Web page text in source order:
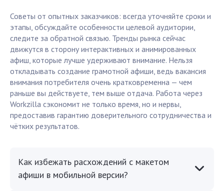
Советы от опытных заказчиков: всегда уточняйте сроки и
этапы, обсуждайте особенности целевой аудитории,
следите за обратной связью. Тренды рынка сейчас
движутся в сторону интерактивных и анимированных
афиш, которые лучше удерживают внимание. Нельзя
откладывать создание грамотной афиши, ведь вакансия
внимания потребителя очень кратковременна — чем
раньше вы действуете, тем выше отдача. Работа через
Workzilla сэкономит не только время, но и нервы,
предоставив гарантию доверительного сотрудничества и
чётких результатов.
Как избежать расхождений с макетом
афиши в мобильной версии?